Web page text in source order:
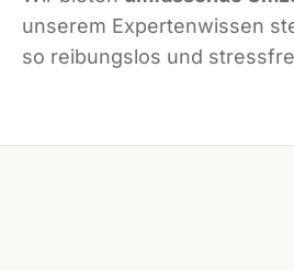
unserem Expertenwissen
so reibungslos und